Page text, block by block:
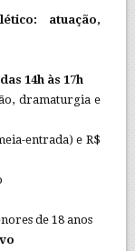
atuação,
14h às 17h
dramaturgia e
entrada) e R$
de 18 anos